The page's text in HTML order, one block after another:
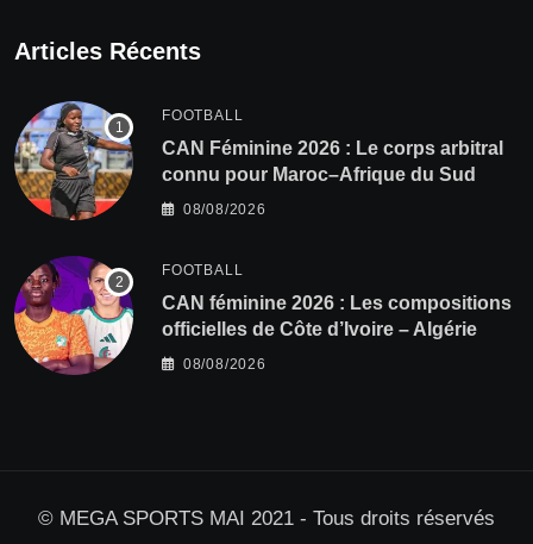
Articles Récents
FOOTBALL
‎CAN Féminine 2026 : Le corps arbitral
connu pour Maroc–Afrique du Sud
08/08/2026
FOOTBALL
‎CAN féminine 2026 : Les compositions
officielles de Côte d’Ivoire – Algérie
08/08/2026
© MEGA SPORTS MAI 2021 - Tous droits réservés